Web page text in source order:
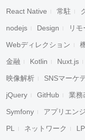
React Native 常駐
nodejs Design リ
Webディレクション
金融 Kotlin Nuxt.js
映像解析 SNSマーケ
jQuery GitHub 業務
Symfony アプリエン
PL ネットワーク